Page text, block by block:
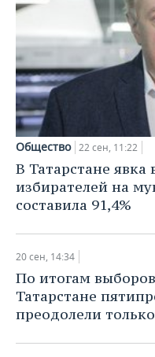
Общество 22 сен, 11:22
В Татарстане
избирателей на
составила 91,4%
20 сен, 14:34
По итогам
Татарстане
преодолели